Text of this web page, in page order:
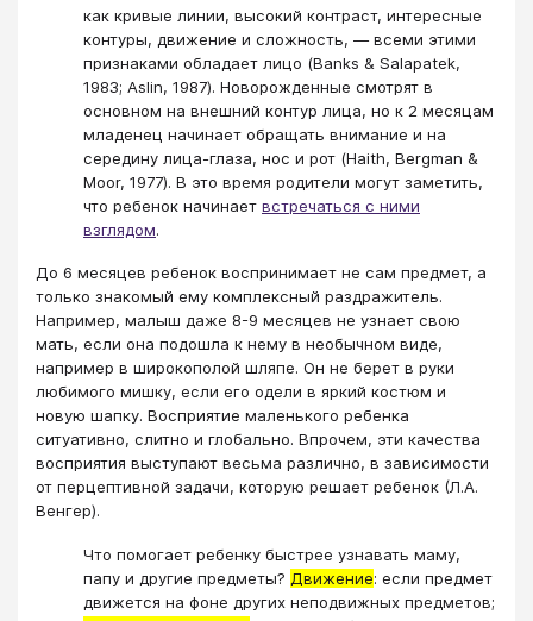
как кривые линии, высокий контраст, интересные
контуры, движение и сложность, — всеми этими
признаками обладает лицо (Banks & Salapatek,
1983; Aslin, 1987). Новорожденные смотрят в
основном на внешний контур лица, но к 2 месяцам
младенец начинает обращать внимание и на
середину лица-глаза, нос и рот (Haith, Bergman &
Moor, 1977). В это время родители могут заметить,
что ребенок начинает встречаться с ними
взглядом.
До 6 месяцев ребенок воспринимает не сам предмет, а
только знакомый ему комплексный раздражитель.
Например, малыш даже 8-9 месяцев не узнает свою
мать, если она подошла к нему в необычном виде,
например в широкополой шляпе. Он не берет в руки
любимого мишку, если его одели в яркий костюм и
новую шапку. Восприятие маленького ребенка
ситуативно, слитно и глобально. Впрочем, эти качества
восприятия выступают весьма различно, в зависимости
от перцептивной задачи, которую решает ребенок (Л.А.
Венгер).
Что помогает ребенку быстрее узнавать маму,
папу и другие предметы? Движение: если предмет
движется на фоне других неподвижных предметов;